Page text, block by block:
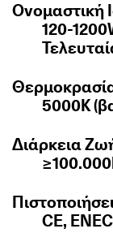
Ονομαστική
120-
5000K
Διάρκεια
CE, ENEC